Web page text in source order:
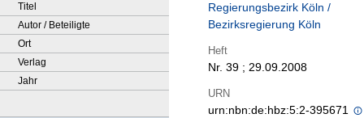
Titel
Autor / Beteiligte
Ort
Verlag
Jahr
Regierungsbezirk Köln /
Bezirksregierung Köln
Heft
Nr. 39 ; 29.09.2008
URN
urn:nbn:de:hbz:5:2-395671